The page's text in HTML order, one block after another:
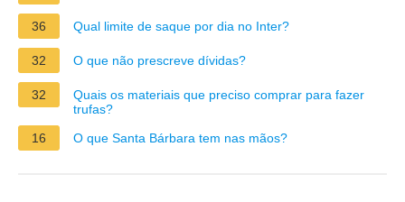
36 Qual limite de saque por dia no Inter?
32 O que não prescreve dívidas?
32
Quais os materiais que preciso comprar para fazer
trufas?
16
O que Santa Bárbara tem nas mãos?